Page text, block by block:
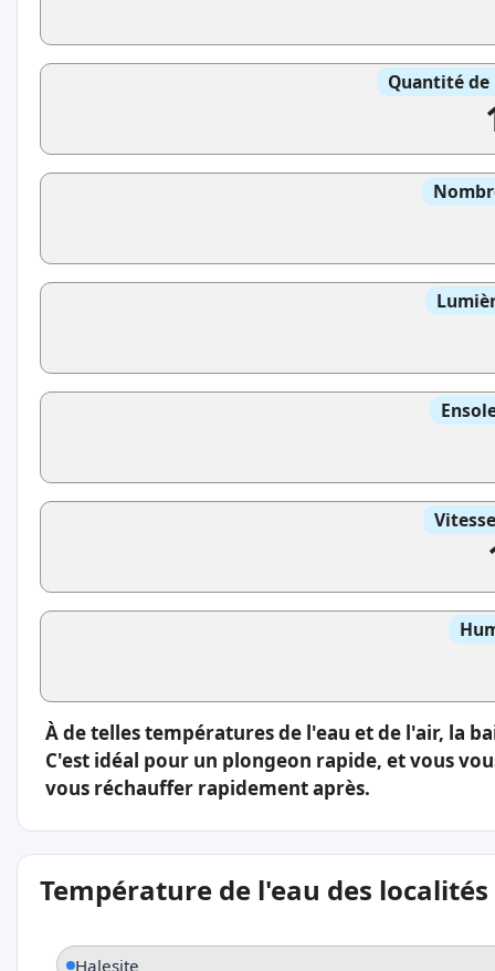
Quantité
À de telles températures de l'eau et de l'air, la
C'est idéal pour un plongeon rapide, et vous
vous réchauffer rapidement après.
Température de l'eau des
Halesite